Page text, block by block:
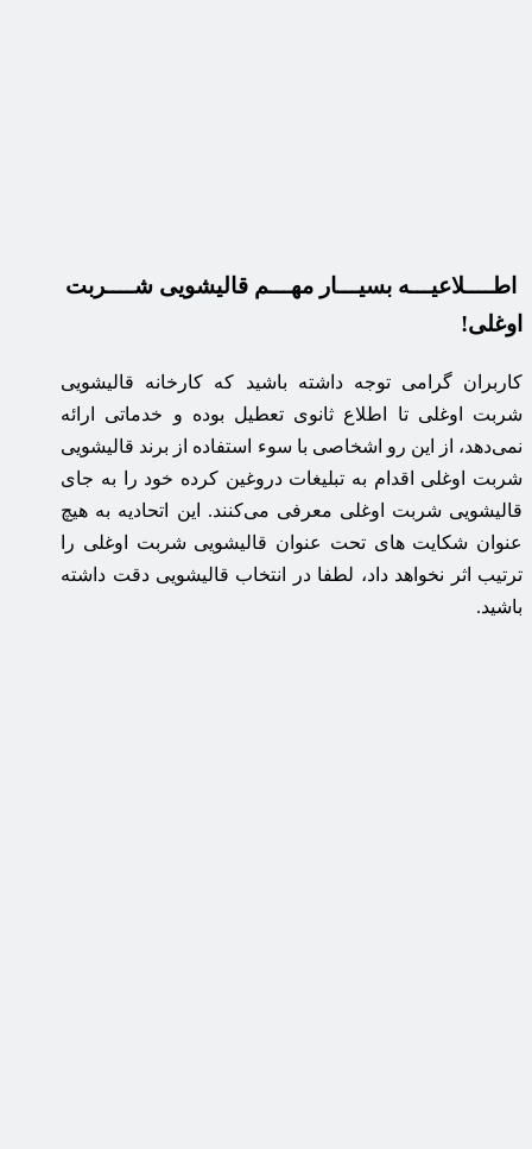
اطــــلاعیـــه بسیـــار مهـــم قالیشویی شــــربت
اوغلی!
کاربران گرامی توجه داشته باشید که کارخانه قالیشویی
شربت اوغلی تا اطلاع ثانوی تعطیل بوده و خدماتی ارائه
نمی‌دهد، از این رو اشخاصی با سوء استفاده از برند قالیشویی
شربت اوغلی اقدام به تبلیغات دروغین کرده خود را به جای
قالیشویی شربت اوغلی معرفی می‌کنند. این اتحادیه به هیچ
عنوان شکایت های تحت عنوان قالیشویی شربت اوغلی را
ترتیب اثر نخواهد داد، لطفا در انتخاب قالیشویی دقت داشته
باشید.